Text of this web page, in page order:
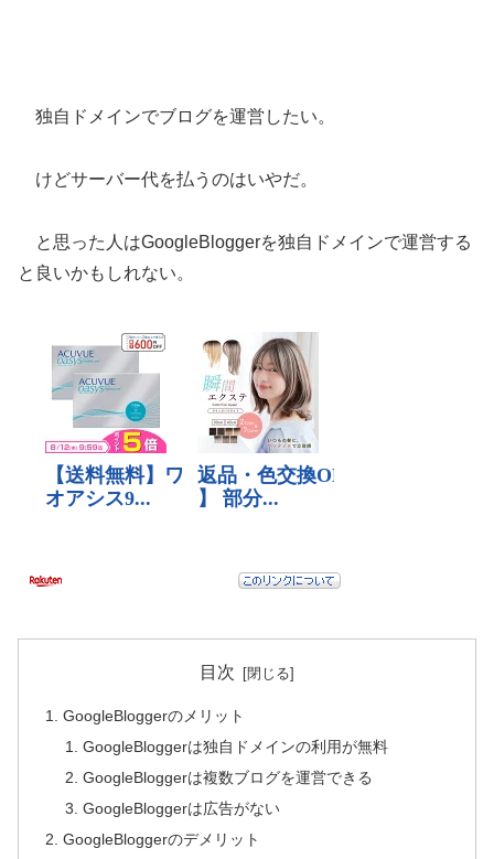
独自ドメインでブログを運営したい。
けどサーバー代を払うのはいやだ。
と思った人はGoogleBloggerを独自ドメインで運営する
と良いかもしれない。
目次
GoogleBloggerのメリット
GoogleBloggerは独自ドメインの利用が無料
GoogleBloggerは複数ブログを運営できる
GoogleBloggerは広告がない
GoogleBloggerのデメリット